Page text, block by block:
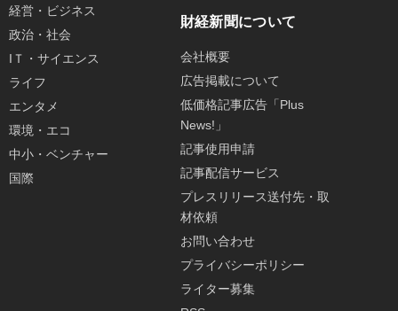
経営・ビジネス
政治・社会
IＴ・サイエンス
ライフ
エンタメ
環境・エコ
中小・ベンチャー
国際
財経新聞について
会社概要
広告掲載について
低価格記事広告「Plus
News!」
記事使用申請
記事配信サービス
プレスリリース送付先・取
材依頼
お問い合わせ
プライバシーポリシー
ライター募集